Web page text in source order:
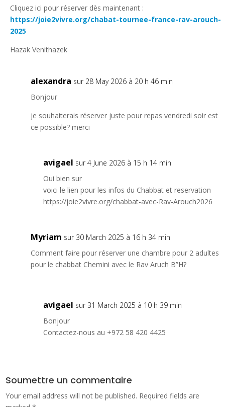
Cliquez ici pour réserver dès maintenant :
https://joie2vivre.org/chabat-tournee-france-rav-arouch-
2025
Hazak Venithazek
alexandra sur 28 May 2026 à 20 h 46 min
Bonjour
je souhaiterais réserver juste pour repas vendredi soir est
ce possible? merci
avigael sur 4 June 2026 à 15 h 14 min
Oui bien sur
voici le lien pour les infos du Chabbat et reservation
https://joie2vivre.org/chabbat-avec-Rav-Arouch2026
Myriam sur 30 March 2025 à 16 h 34 min
Comment faire pour réserver une chambre pour 2 adultes
pour le chabbat Chemini avec le Rav Aruch B”H?
avigael sur 31 March 2025 à 10 h 39 min
Bonjour
Contactez-nous au +972 58 420 4425
Soumettre un commentaire
Your email address will not be published. Required fields are